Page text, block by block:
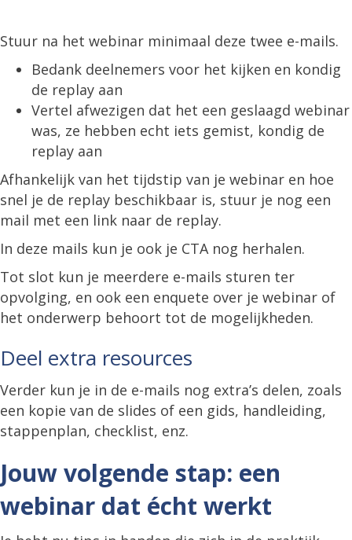
Stuur na het webinar minimaal deze twee e-mails.
Bedank deelnemers voor het kijken en kondig
de replay aan
Vertel afwezigen dat het een geslaagd webinar
was, ze hebben echt iets gemist, kondig de
replay aan
Afhankelijk van het tijdstip van je webinar en hoe
snel je de replay beschikbaar is, stuur je nog een
mail met een link naar de replay.
In deze mails kun je ook je CTA nog herhalen.
Tot slot kun je meerdere e-mails sturen ter
opvolging, en ook een enquete over je webinar of
het onderwerp behoort tot de mogelijkheden.
Deel extra resources
Verder kun je in de e-mails nog extra’s delen, zoals
een kopie van de slides of een gids, handleiding,
stappenplan, checklist, enz.
Jouw volgende stap: een
webinar dat écht werkt